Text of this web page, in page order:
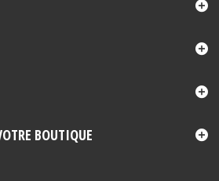
BOUTIQUE